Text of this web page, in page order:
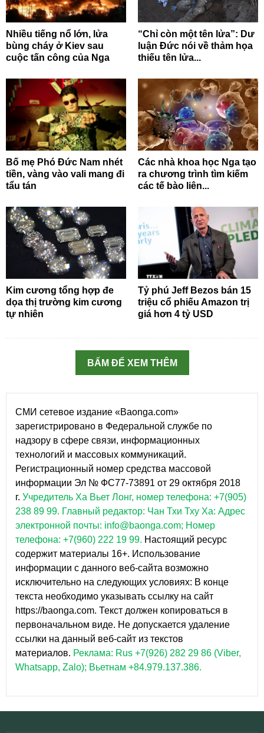
Nhiều tiếng nổ lớn, lửa
bùng cháy ở Kiev sau
cuộc tấn công của Nga
“Chỉ còn một tên lửa”: Dư
luận Đức nói về thảm họa
thiếu tên lửa...
Bố mẹ Phó Đức Nam nhét
tiền, vàng vào vali mang đi
tẩu tán
Các nhà khoa học Nga tạo
ra chương trình tìm kiếm
các tế bào liên...
Kim cương tổng hợp đe
dọa thị trường kim cương
tự nhiên
Tỷ phú Jeff Bezos bán 15
triệu cổ phiếu Amazon trị
giá hơn 4 tỷ USD
BẤM ĐỂ XEM THÊM
СМИ сетевое издание «Baonga.com»
зарегистрировано в Федеральной службе по
надзору в сфере связи, информационных
технологий и массовых коммуникаций.
Регистрационный номер средства массовой
информации Эл № ФС77-73891 от 29 октября 2018
г. Учредитель Ха Вьет Лонг, номер телефона: +7(905)
238 89 99. Главный редактор: Чан Тхи Тху Ха: Адрес
электронной почты: info@baonga.com; Номер
телефона: +7(960) 222 19 99. Настоящий ресурс
содержит материалы 16+. Использование
информации с данного веб-сайта возможно
исключительно на следующих условиях: В конце
текста необходимо указывать ссылку на сайт
https://baonga.com. Текст должен копироваться в
первоначальном виде. Не допускается удаление
ссылки на данный веб-сайт из текстов
материалов. Реклама: Rus +7(926) 282 29 86 (Viber,
Whatsapp, Zalo); Вьетнам +84.979.137.386.